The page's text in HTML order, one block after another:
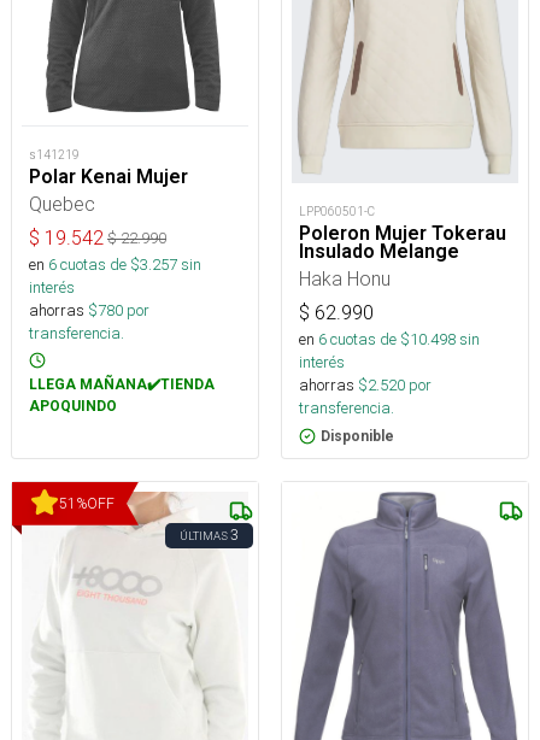
s141219
Polar Kenai Mujer
Quebec
$ 19.542 $22.990
en 6cuotas de $3.257sin
interés
ahorras $780 por
transferencia.
LLEGA MAÑANA✔️TIENDA
APOQUINDO
LPP060501-C
Poleron Mujer Tokerau
Insulado Melange
Haka Honu
$ 62.990
en 6cuotas de $10.498sin
interés
ahorras $2.520 por
transferencia.
Disponible
51 %OFF
ÚLTIMAS3